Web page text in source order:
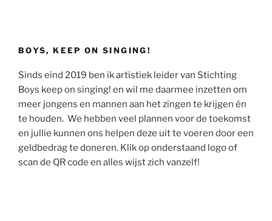
BOYS, KEEP ON SINGING!
Sinds eind 2019 ben ik artistiek leider van Stichting
Boys keep on singing! en wil me daarmee inzetten om
meer jongens en mannen aan het zingen te krijgen én
te houden. We hebben veel plannen voor de toekomst
en jullie kunnen ons helpen deze uit te voeren door een
geldbedrag te doneren. Klik op onderstaand logo of
scan de QR code en alles wijst zich vanzelf!